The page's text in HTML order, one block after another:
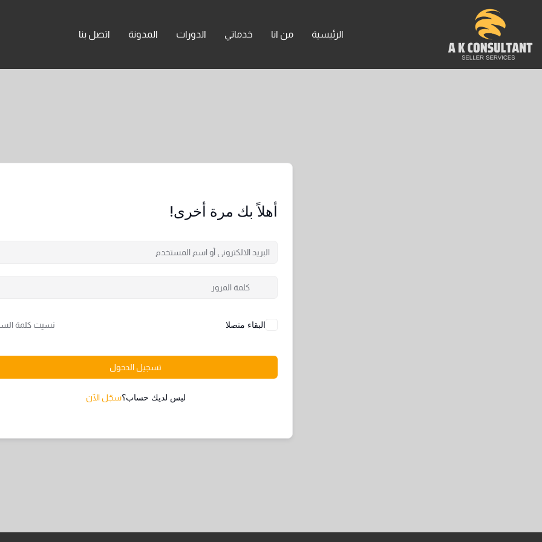
الرئيسية من انا خدماتي الدورات المدونة اتصل بنا
أهلاً بك مرة أخرى!
البقاء متصلا نسيت كلمة
تسجيل الدخول
ليس لديك حساب؟سجّل الآن